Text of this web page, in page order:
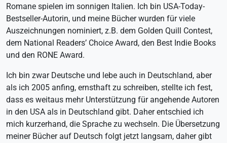
Romane spielen im sonnigen Italien. Ich bin USA-Today-
Bestseller-Autorin, und meine Bücher wurden für viele
Auszeichnungen nominiert, z.B. dem Golden Quill Contest,
dem National Readers’ Choice Award, den Best Indie Books
und den RONE Award.
Ich bin zwar Deutsche und lebe auch in Deutschland, aber
als ich 2005 anfing, ernsthaft zu schreiben, stellte ich fest,
dass es weitaus mehr Unterstützung für angehende Autoren
in den USA als in Deutschland gibt. Daher entschied ich
mich kurzerhand, die Sprache zu wechseln. Die Übersetzung
meiner Bücher auf Deutsch folgt jetzt langsam, daher gibt